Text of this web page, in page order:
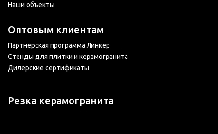
Наши объекты
Оптовым клиентам
Партнерская программа Линкер
Стенды для плитки и керамогранита
Дилерские сертификаты
Резка керамогранита